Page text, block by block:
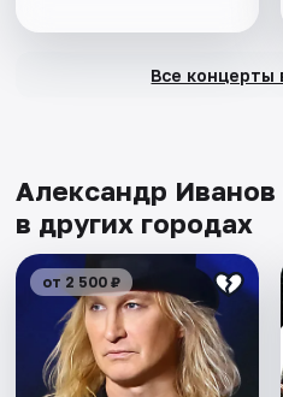
Все концерты
Александр
в других городах
от 2 500 ₽